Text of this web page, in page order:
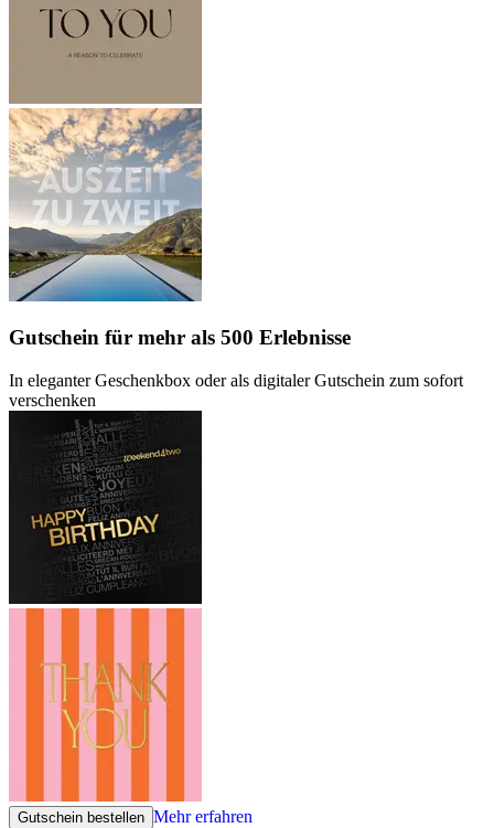
Gutschein für mehr als 500 Erlebnisse
In eleganter Geschenkbox oder als digitaler Gutschein zum sofort
verschenken
Gutschein bestellen Mehr erfahren